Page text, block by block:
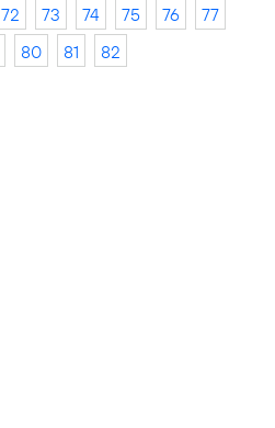
72 73 74 75 76
77
80 81 82